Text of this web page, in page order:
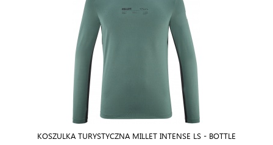
KOSZULKA TURYSTYCZNA MILLET INTENSE LS - BOTTLE